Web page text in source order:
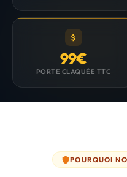
99€
PORTE CLAQUÉE TTC
POURQUOI